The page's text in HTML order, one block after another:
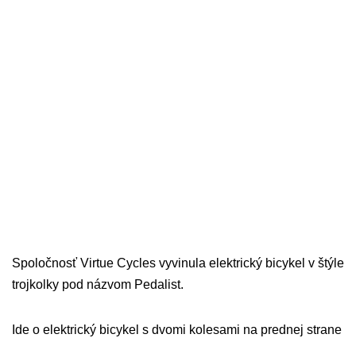
Spoločnosť Virtue Cycles vyvinula elektrický bicykel v štýle
trojkolky pod názvom Pedalist.
Ide o elektrický bicykel s dvomi kolesami na prednej strane